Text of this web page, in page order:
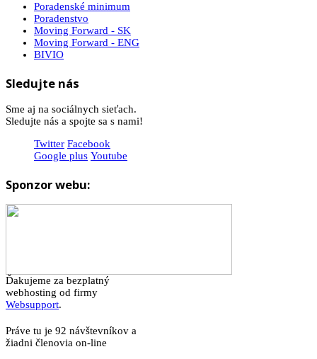
Poradenské minimum
Poradenstvo
Moving Forward - SK
Moving Forward - ENG
BIVIO
Sledujte nás
Sme aj na sociálnych sieťach.
Sledujte nás a spojte sa s nami!
Twitter Facebook
Google plus Youtube
Sponzor webu:
Ďakujeme za bezplatný
webhosting od firmy
Websupport.
Práve tu je 92 návštevníkov a
žiadni členovia on-line